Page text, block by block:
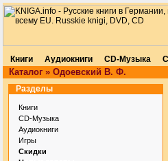
Книги Аудиокниги CD-Музыка
Каталог » Одоевский В. Ф.
Разделы
Книги
CD-Музыка
Аудиокниги
Игры
Скидки